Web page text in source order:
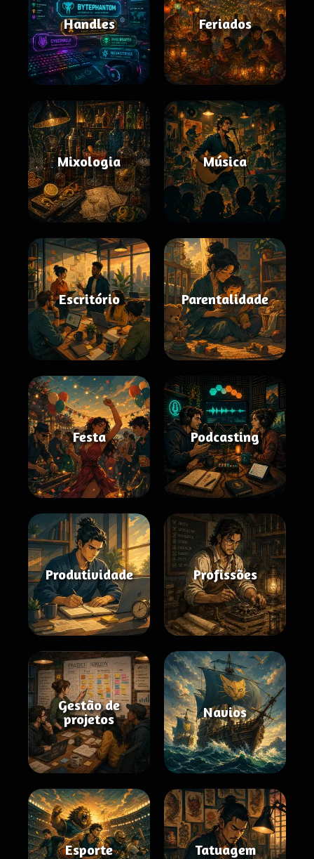
Handles Feriados
Mixologia Música
Escritório Parentalidade
Festa Podcasting
Produtividade Profissões
Gestão de
projetos
Navios
Esporte Tatuagem